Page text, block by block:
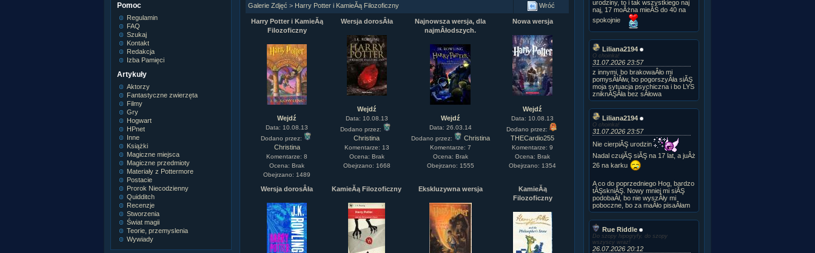
Pomoc
Regulamin
FAQ
Szukaj
Kontakt
Redakcja
Izba Pamięci
Artykuły
Aktorzy
Fantastyczne zwierzęta
Filmy
Gry
Hogwart
HPnet
Inne
Książki
Magiczne miejsca
Magiczne przedmioty
Materiały z Pottermore
Postacie
Prorok Niecodzienny
Quidditch
Recenzje
Stworzenia
Świat magii
Teorie, przemyslenia
Wywiady
Galerie Zdjęć > Harry Potter i KamieĂą Filozoficzny Wróć
Harry Potter i KamieĂą
Filozoficzny
Wejdź
Data: 10.08.13
Dodano przez:
Christina
Komentarze: 8
Ocena: Brak
Obejrzano: 1489
Wersja dorosÂła
Wejdź
Data: 10.08.13
Dodano przez:
Christina
Komentarze: 13
Ocena: Brak
Obejrzano: 1668
Najnowsza wersja, dla
najmÂłodszych.
Wejdź
Data: 26.03.14
Dodano przez:
Christina
Komentarze: 7
Ocena: Brak
Obejrzano: 1555
Nowa wersja
Wejdź
Data: 10.08.13
Dodano przez:
THECardio255
Komentarze: 9
Ocena: Brak
Obejrzano: 1354
Wersja dorosÂła KamieĂą Filozoficzny Ekskluzywna wersja
KamieĂą
Filozoficzny
urodziny, to i tak wszystkiego naj
naj, 17 moÂżna mieĂŚ do 40 na
spokojnie
Liliana2194
O choinka!
31.07.2026 23:57
z innymi, bo brakowaÂło mi
pomysÂłĂłw, bo pogorszyÂła siĂŞ
moja sytuacja psychiczna i bo LYS
zniknĂŞÂła bez sÂłowa
Liliana2194
O choinka!
31.07.2026 23:57
Nie cierpiĂŞ urodzin
Nadal czujĂŞ siĂŞ na 17 lat, a juÂż
26 na karku
A co do poprzedniego Hog, bardzo
tĂŞskniĂŞ. Nowy mniej mi siĂŞ
podobaÂł, bo nie wyszÂły mi
poboczne, bo za maÂło pisaÂłam
Rue Riddle
Do szopy hipogryfy, do szopy
wszyscy wraz!
26.07.2026 20:12